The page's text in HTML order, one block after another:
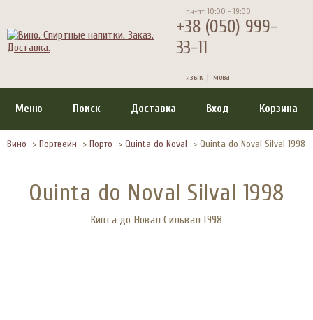
пн-пт 10:00 - 19:00
+38 (050) 999-
33-11
язык | мова
Меню Поиск Доставка Вход Корзина
Вино > Портвейн > Порто > Quinta do Noval > Quinta do Noval Silval 1998
Quinta do Noval Silval 1998
Кинта до Новал Сильвал 1998